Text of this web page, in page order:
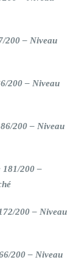
200 – Niveau
200 – Niveau
200 – Niveau
181/200 –
200 – Niveau
200 – Niveau